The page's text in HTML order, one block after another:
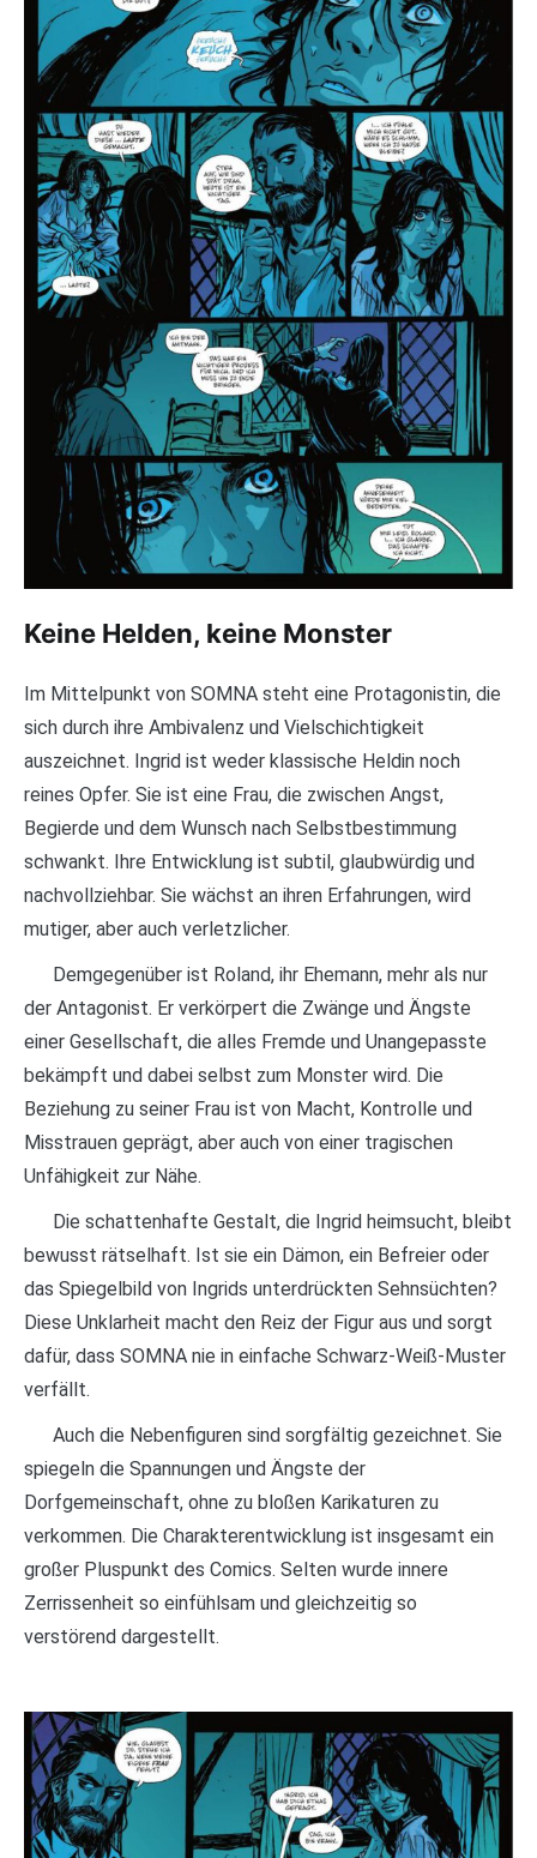
Keine Helden, keine Monster
Im Mittelpunkt von SOMNA steht eine Protagonistin, die
sich durch ihre Ambivalenz und Vielschichtigkeit
auszeichnet. Ingrid ist weder klassische Heldin noch
reines Opfer. Sie ist eine Frau, die zwischen Angst,
Begierde und dem Wunsch nach Selbstbestimmung
schwankt. Ihre Entwicklung ist subtil, glaubwürdig und
nachvollziehbar. Sie wächst an ihren Erfahrungen, wird
mutiger, aber auch verletzlicher.
Demgegenüber ist Roland, ihr Ehemann, mehr als nur
der Antagonist. Er verkörpert die Zwänge und Ängste
einer Gesellschaft, die alles Fremde und Unangepasste
bekämpft und dabei selbst zum Monster wird. Die
Beziehung zu seiner Frau ist von Macht, Kontrolle und
Misstrauen geprägt, aber auch von einer tragischen
Unfähigkeit zur Nähe.
Die schattenhafte Gestalt, die Ingrid heimsucht, bleibt
bewusst rätselhaft. Ist sie ein Dämon, ein Befreier oder
das Spiegelbild von Ingrids unterdrückten Sehnsüchten?
Diese Unklarheit macht den Reiz der Figur aus und sorgt
dafür, dass SOMNA nie in einfache Schwarz-Weiß-Muster
verfällt.
Auch die Nebenfiguren sind sorgfältig gezeichnet. Sie
spiegeln die Spannungen und Ängste der
Dorfgemeinschaft, ohne zu bloßen Karikaturen zu
verkommen. Die Charakterentwicklung ist insgesamt ein
großer Pluspunkt des Comics. Selten wurde innere
Zerrissenheit so einfühlsam und gleichzeitig so
verstörend dargestellt.